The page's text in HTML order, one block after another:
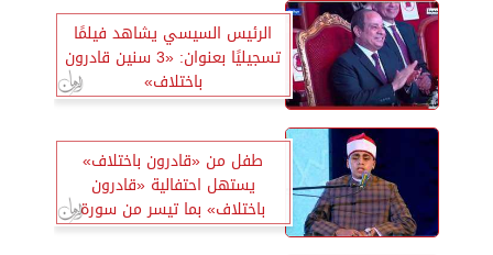
الرئيس السيسي يشاهد فيلمًا
تسجيليًا بعنوان: «3 سنين قادرون
باختلاف»
طفل من «قادرون باختلاف»
يستهل احتفالية «قادرون
باختلاف» بما تيسر من سورة
«الحجرات»